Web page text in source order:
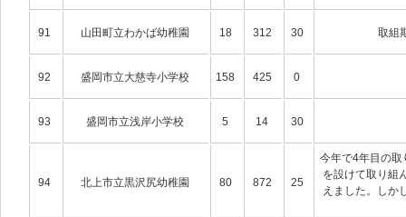
91 山田町立わかば幼稚園 18 312 30 取組
92 盛岡市立大慈寺小学校 158 425 0
93 盛岡市立浅岸小学校 5 14 30
94 北上市立黒沢尻幼稚園 80 872 25
今年で4年目の取
を設けて取り組
えました。しか